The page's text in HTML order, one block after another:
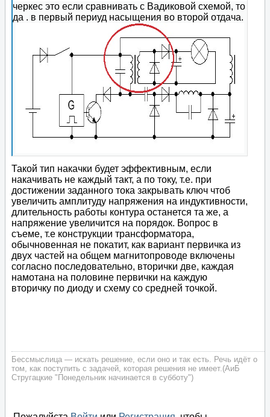
черкес это если сравнивать с Вадиковой схемой, то
да . в первый периуд насыщения во второй отдача.
Такой тип накачки будет эффективным, если
накачивать не каждый такт, а по току, т.е. при
достижении заданного тока закрывать ключ чтоб
увеличить амплитуду напряжения на индуктивности,
длительность работы контура останется та же, а
напряжение увеличится на порядок. Вопрос в
съеме, т.е конструкции трансформатора,
обычновенная не покатит, как вариант первичка из
двух частей на общем магнитопроводе включены
согласно последовательно, вторички две, каждая
намотана на половине первички на каждую
вторичку по диоду и схему со средней точкой.
Бессмыслица — искать решение, если оно и так есть. Речь идёт о
том, как поступить с задачей, которая решения не имеет.(АиБ
Стругацкие "Понедельник начинается в субботу")